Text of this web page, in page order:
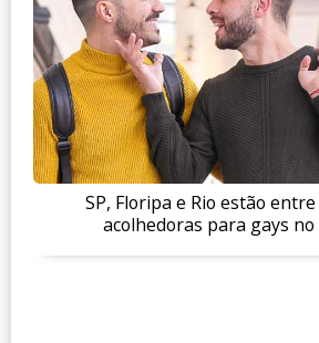
SP, Floripa e Rio estão
acolhedoras para gays